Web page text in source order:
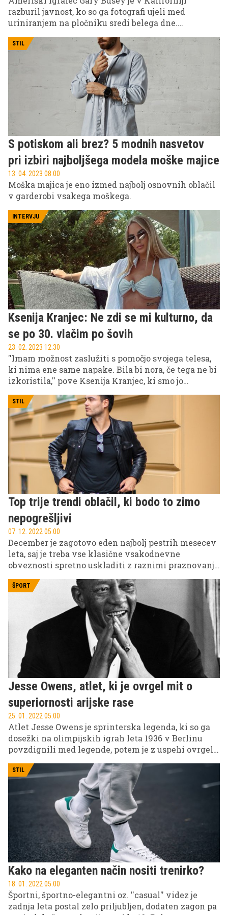
razburil javnost, ko so ga fotografi ujeli med
uriniranjem na pločniku sredi belega dne.
Hollywoodski zvezdnik je v svoji karieri večkrat
šokiral oboževalce s svojimi ekshibicionističnimi
nagibi. Mnogi pa celo trdijo, da naj bi dejanja
izvirala zaradi hude poškodbe možganov leta 1988.
STIL
S potiskom ali brez? 5 modnih nasvetov
pri izbiri najboljšega modela moške majice
13. 04. 2023 08.00
Moška majica je eno izmed najbolj osnovnih oblačil
v garderobi vsakega moškega.
INTERVJU
Ksenija Kranjec: Ne zdi se mi kulturno, da
se po 30. vlačim po šovih
23. 02. 2023 12.30
''Imam možnost zaslužiti s pomočjo svojega telesa,
ki nima ene same napake. Bila bi nora, če tega ne bi
izkoristila,'' pove Ksenija Kranjec, ki smo jo
Sanjski moški Hrvaške. Kljub temu da je kot
ustvarjena za šove in hvaležna 'stranka' medijev,
vse bolj beži od soja žarometov.
STIL
Top trije trendi oblačil, ki bodo to zimo
nepogrešljivi
07. 12. 2022 05.00
December je zagotovo eden najbolj pestrih mesecev
leta, saj je treba vse klasične vsakodnevne
obveznosti spretno uskladiti z raznimi praznovanji,
zahteva tudi nekaj več modne ustvarjalnosti, saj ne
moremo ves mesec naokrog hoditi v istih oblačilih.
Prav zato smo pripravili 3 'outfite', namenjene 3
različnim priložnostim, ki jih boste zlahka
kombinirali vso zimo. Na katere modne kose torej
velja staviti v prazničnem decembru?
ŠPORT
Jesse Owens, atlet, ki je ovrgel mit o
superiornosti arijske rase
25. 01. 2022 05.00
Atlet Jesse Owens je sprinterska legenda, ki so ga
dosežki na olimpijskih igrah leta 1936 v Berlinu
povzdignili med legende, potem je z uspehi ovrgel
šest let pred uradnim začetkom druge svetovne
vojne. To je tudi glavno poglavje v zgodbi
temnopoltega Američana, ki se je v svojem življenju
ves čas soočal z rasno segregacijo.
STIL
Kako na eleganten način nositi trenirko?
18. 01. 2022 05.00
Športni, športno-elegantni oz. ''casual'' videz je
zadnja leta postal zelo priljubljen, dodaten zagon pa